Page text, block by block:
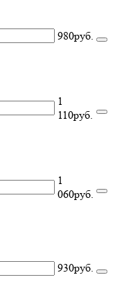
980руб.
1
110руб.
1
060руб.
930руб.